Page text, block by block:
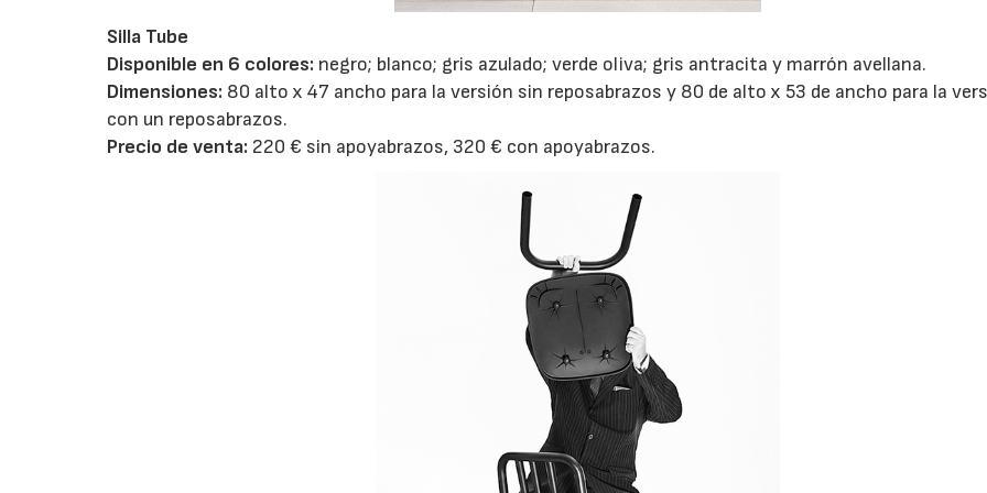
Silla Tube
Disponible en 6 colores: negro; blanco; gris azulado; verde oliva; gris antracita y marrón avellana.
Dimensiones: 80 alto x 47 ancho para la versión sin reposabrazos y 80 de alto x 53 de ancho para la
con un reposabrazos.
Precio de venta: 220 € sin apoyabrazos, 320 € con apoyabrazos.